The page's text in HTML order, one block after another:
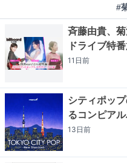
#
斉藤由貴、
ドライブ特
11日前
シティポッ
るコンピア
13日前